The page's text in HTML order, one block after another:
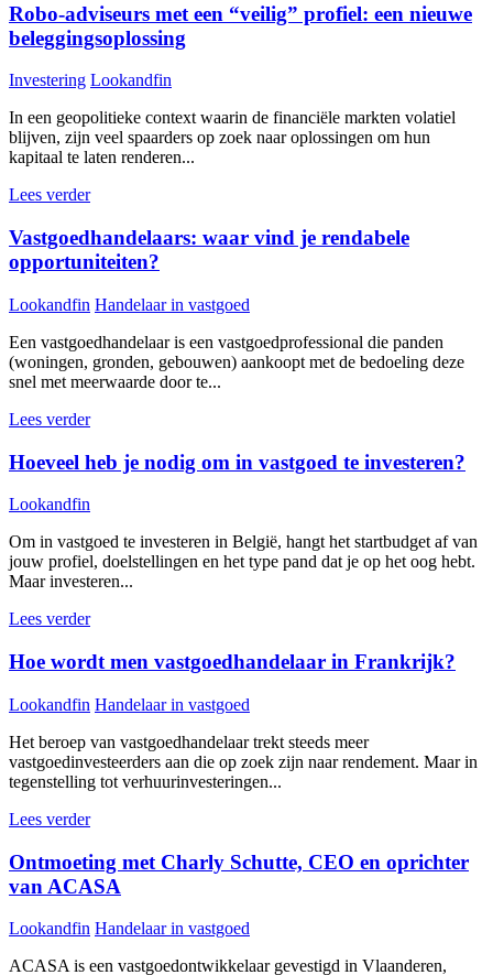
Robo-adviseurs met een “veilig” profiel: een nieuwe
beleggingsoplossing
Investering Lookandfin
In een geopolitieke context waarin de financiële markten volatiel
blijven, zijn veel spaarders op zoek naar oplossingen om hun
kapitaal te laten renderen...
Lees verder
Vastgoedhandelaars: waar vind je rendabele
opportuniteiten?
Lookandfin Handelaar in vastgoed
Een vastgoedhandelaar is een vastgoedprofessional die panden
(woningen, gronden, gebouwen) aankoopt met de bedoeling deze
snel met meerwaarde door te...
Lees verder
Hoeveel heb je nodig om in vastgoed te investeren?
Lookandfin
Om in vastgoed te investeren in België, hangt het startbudget af van
jouw profiel, doelstellingen en het type pand dat je op het oog hebt.
Maar investeren...
Lees verder
Hoe wordt men vastgoedhandelaar in Frankrijk?
Lookandfin Handelaar in vastgoed
Het beroep van vastgoedhandelaar trekt steeds meer
vastgoedinvesteerders aan die op zoek zijn naar rendement. Maar in
tegenstelling tot verhuurinvesteringen...
Lees verder
Ontmoeting met Charly Schutte, CEO en oprichter
van ACASA
Lookandfin Handelaar in vastgoed
ACASA is een vastgoedontwikkelaar gevestigd in Vlaanderen,